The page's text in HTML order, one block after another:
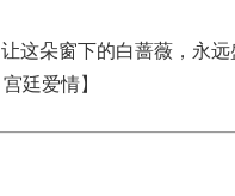
这朵窗下的白蔷薇，永远
廷爱情】